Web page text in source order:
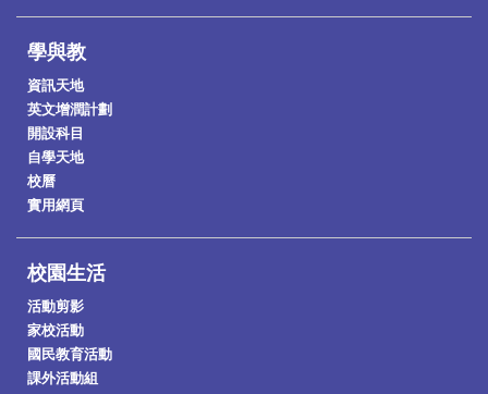
學與教
資訊天地
英文增潤計劃
開設科目
自學天地
校曆
實用網頁
校園生活
活動剪影
家校活動
國民教育活動
課外活動組